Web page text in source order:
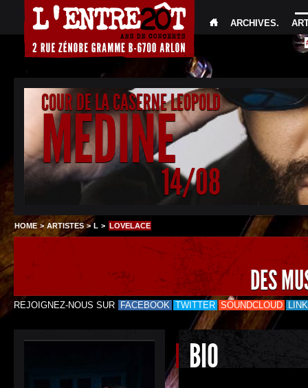
ARCHIVES.
COUR DE LA CASERNE LEOPOLD
MEDINE
14/08
HOME >ARTISTES>L > LOVELACE
DES
REJOIGNEZ-NOUS SUR FACEBOOK TWITTER SOUNDCLOUD
BIO